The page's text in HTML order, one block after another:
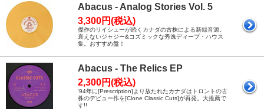
Abacus - Analog Stories Vol. 5
3,300円(税込)
傑作のリイシューが続くカナダの古株による新録音源。
衰えないジャジー&コズミックな秀逸ディープ・ハウス
集。おすすめ盤！
Abacus - The Relics EP
2,300円(税込)
‘94年に[Prescription]より放たれたカナダはトロントの古
株のデビュー作を[Clone Classic Cuts]が再発。大推薦で
す!!